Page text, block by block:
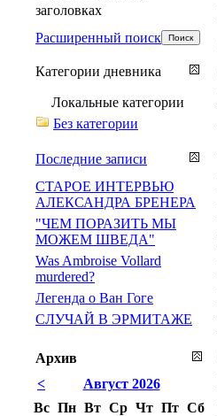
заголовках
Расширенный поиск
Категории дневника
Локальные категории
Без категории
Последние записи
СТАРОЕ ИНТЕРВЬЮ
АЛЕКСАНДРА БРЕНЕРА
"ЧЕМ ПОРАЗИТЬ МЫ
МОЖЕМ ШВЕДА"
Was Ambroise Vollard
murdered?
Легенда о Ван Гоге
СЛУЧАЙ В ЭРМИТАЖЕ
Архив
<
Август 2026
Вс Пн Вт Ср Чт Пт Сб